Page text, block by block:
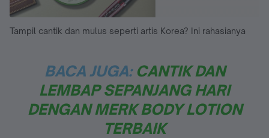
Tampil cantik dan mulus seperti artis Korea? Ini rahasianya
BACA JUGA: CANTIK DAN
LEMBAP SEPANJANG HARI
DENGAN MERK BODY LOTION
TERBAIK